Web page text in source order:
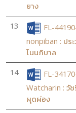
ยาง
13
FL-
nonpiban : ปร
โนนภิบาล
14
FL-
Watcharin : วั
ผุดผ่อง